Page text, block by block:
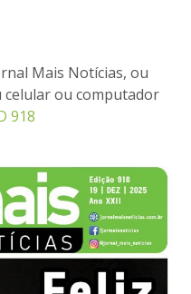
Mais Notícias, ou
celular ou computador
918